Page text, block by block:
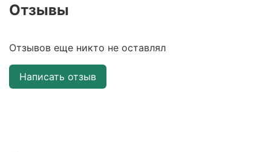
Отзывы
Отзывов еще никто не оставлял
Написать отзыв